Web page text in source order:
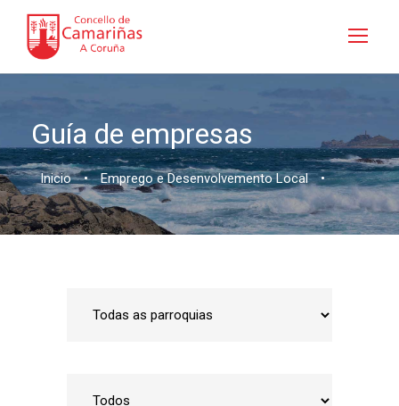
Guía de empresas
Inicio • Emprego e Desenvolvemento Local •